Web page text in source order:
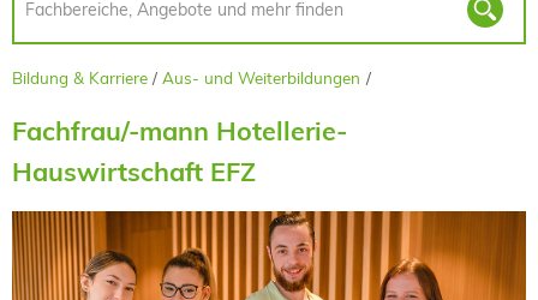
Bildung & Karriere Aus- und Weiterbildungen
Fachfrau/-mann Hotellerie-
Hauswirtschaft EFZ